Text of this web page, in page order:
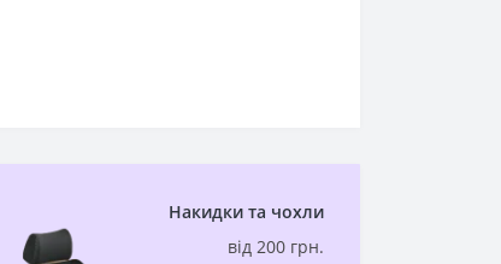
Накидки та чохли
від 200 грн.